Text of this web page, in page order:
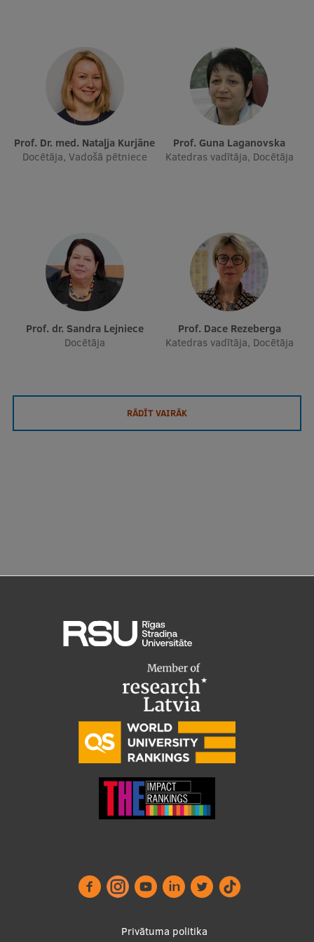
Mobilitātes programmas
Starptautiskie projekti
EURAXESS RSU kontaktpunkts
Prof. Dr. med. Nataļja Kurjāne
Docētāja, Vadošā pētniece
Prof. Guna Laganovska
Katedras vadītāja, Docētāja
Prof. dr. Sandra Lejniece
Docētāja
Prof. Dace Rezeberga
Katedras vadītāja, Docētāja
RĀDĪT VAIRĀK
Privātuma politika